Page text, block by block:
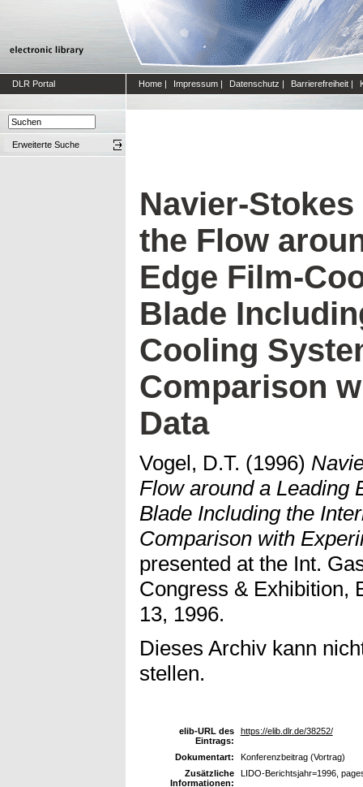
DLR Portal Home | Impressum | Datenschutz | Barrierefreiheit |
Erweiterte Suche
Navier-
the Flow
Edge Film-
Blade
Cooling
Comparison
Data
Vogel, D.T. (1996)
Flow around a Leading
Blade Including the
Comparison with
presented at the Int.
Congress & Exhibition,
13, 1996.
Dieses Archiv kann
stellen.
elib-URL des
Eintrags:
https://elib.dlr.de/38252/
Dokumentart:
Konferenzbeitrag (Vortrag)
Zusätzliche
Informationen:
LIDO-Berichtsjahr=1996,